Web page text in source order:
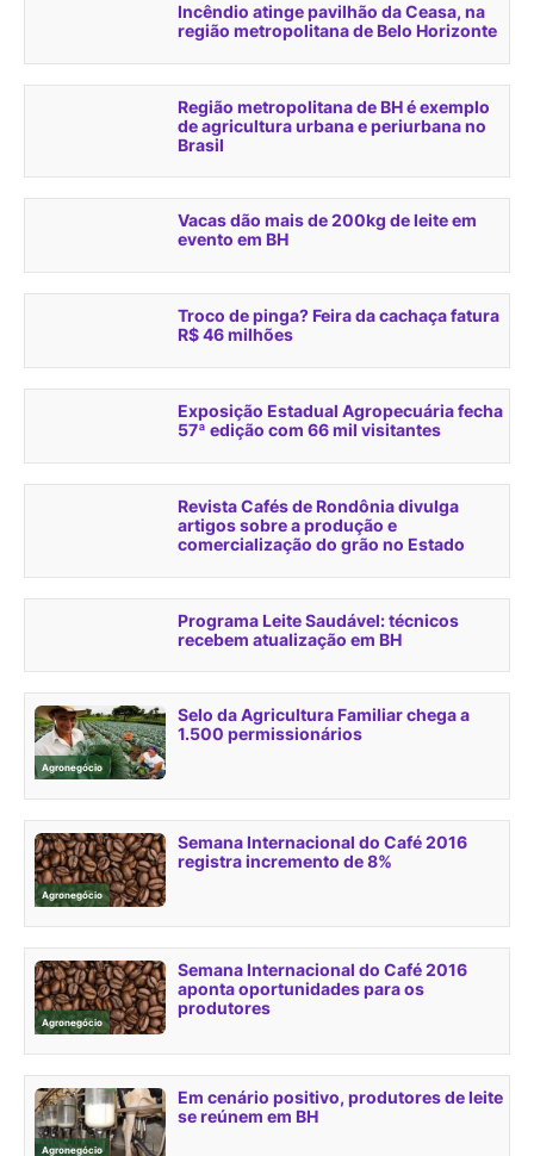
Incêndio atinge pavilhão da Ceasa, na
região metropolitana de Belo Horizonte
Região metropolitana de BH é exemplo
de agricultura urbana e periurbana no
Brasil
Vacas dão mais de 200kg de leite em
evento em BH
Troco de pinga? Feira da cachaça fatura
R$ 46 milhões
Exposição Estadual Agropecuária fecha
57ª edição com 66 mil visitantes
Revista Cafés de Rondônia divulga
artigos sobre a produção e
comercialização do grão no Estado
Programa Leite Saudável: técnicos
recebem atualização em BH
Agronegócio
Selo da Agricultura Familiar chega a
1.500 permissionários
Agronegócio
Semana Internacional do Café 2016
registra incremento de 8%
Agronegócio
Semana Internacional do Café 2016
aponta oportunidades para os
produtores
Agronegócio
Em cenário positivo, produtores de leite
se reúnem em BH